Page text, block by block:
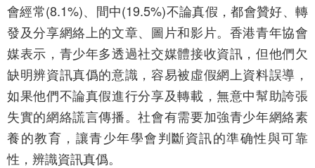
會經常(8.1%)、間中(19.5%)不論真假，都會贊好、轉
發及分享網絡上的文章、圖片和影片。香港青年協會
媒表示，青少年多透過社交媒體接收資訊，但他們欠
缺明辨資訊真僞的意識，容易被虛假網上資料誤導，
如果他們不論真假進行分享及轉載，無意中幫助誇張
失實的網絡謊言傳播。社會有需要加強青少年網絡素
養的教育，讓青少年學會判斷資訊的準确性與可靠
性，辨識資訊真僞。